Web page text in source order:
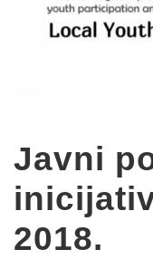
Javni
2018.